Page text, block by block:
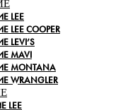
LEE
COOPER
MAVI
MONTANA
LEE